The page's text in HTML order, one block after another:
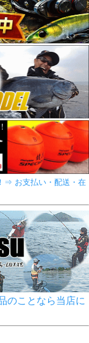
⇒ お支払い・配送・在
のことなら当店に